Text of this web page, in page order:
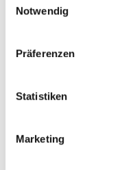
Notwendig
Präferenzen
Statistiken
Marketing
Ab einem